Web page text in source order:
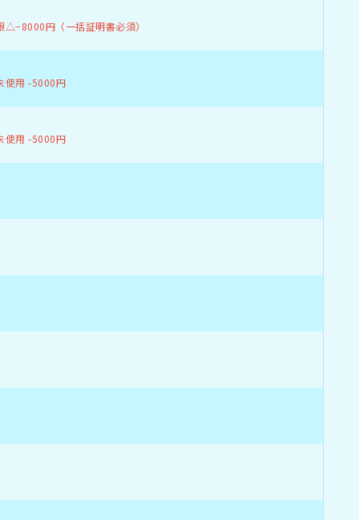
△−8000円（一括証明書必須）
使用 -5000円
使用 -5000円